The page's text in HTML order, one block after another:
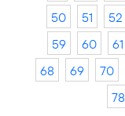
50
51 52
59
60 61
68
69 70
78